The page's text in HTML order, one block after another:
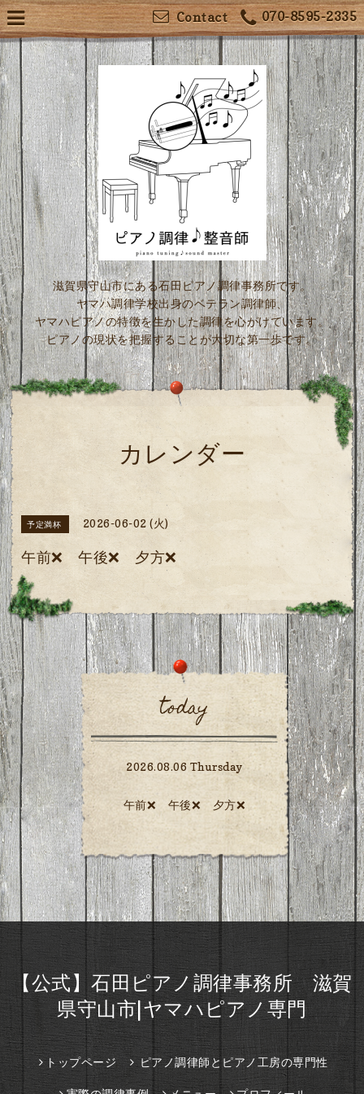
070-8595-2335
Contact
滋賀県守山市にある石田ピアノ調律事務所です。
ヤマハ調律学校出身のベテラン調律師、
ヤマハピアノの特徴を生かした調律を心がけています。
ピアノの現状を把握することが大切な第一歩です。
カレンダー
予定満杯 2026-06-02 (火)
午前❌️ 午後❌️ 夕方❌️
today
2026.08.06 Thursday
午前❌ 午後❌ 夕方❌️
【公式】石田ピアノ調律事務所 滋賀
県守山市|ヤマハピアノ専門
トップページ ピアノ調律師とピアノ工房の専門性